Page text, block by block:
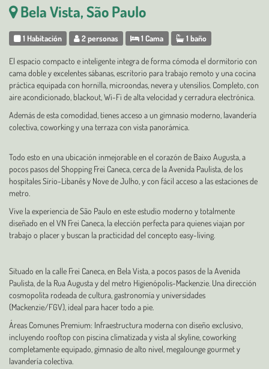
Bela Vista, São Paulo
1 Habitación 2 personas 1 Cama 1 baño
El espacio compacto e inteligente integra de forma cómoda el dormitorio con
cama doble y excelentes sábanas, escritorio para trabajo remoto y una cocina
práctica equipada con hornilla, microondas, nevera y utensilios. Completo, con
aire acondicionado, blackout, Wi-Fi de alta velocidad y cerradura electrónica.
Además de esta comodidad, tienes acceso a un gimnasio moderno, lavandería
colectiva, coworking y una terraza con vista panorámica.
Todo esto en una ubicación inmejorable en el corazón de Baixo Augusta, a
pocos pasos del Shopping Frei Caneca, cerca de la Avenida Paulista, de los
hospitales Sírio-Libanês y Nove de Julho, y con fácil acceso a las estaciones de
metro.
Vive la experiencia de São Paulo en este estudio moderno y totalmente
diseñado en el VN Frei Caneca, la elección perfecta para quienes viajan por
trabajo o placer y buscan la practicidad del concepto easy-living.
Situado en la calle Frei Caneca, en Bela Vista, a pocos pasos de la Avenida
Paulista, de la Rua Augusta y del metro Higienópolis-Mackenzie. Una dirección
cosmopolita rodeada de cultura, gastronomía y universidades
(Mackenzie/FGV), ideal para hacer todo a pie.
Áreas Comunes Premium: Infraestructura moderna con diseño exclusivo,
incluyendo rooftop con piscina climatizada y vista al skyline, coworking
completamente equipado, gimnasio de alto nivel, megalounge gourmet y
lavandería colectiva.